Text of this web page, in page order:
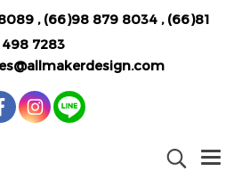
, (66)98 879 8034, (66)81
498 7283